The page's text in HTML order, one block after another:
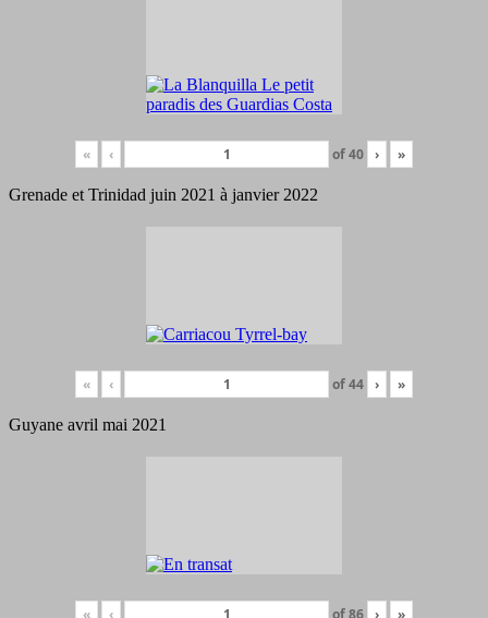
« ‹ of40 › »
Grenade et Trinidad juin 2021 à janvier 2022
« ‹ of44 › »
Guyane avril mai 2021
« ‹ of86 › »